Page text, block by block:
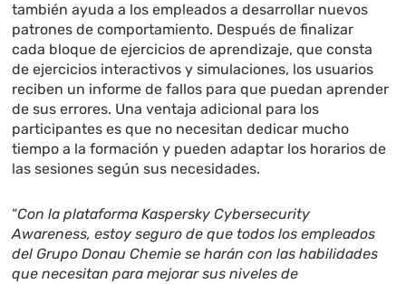
también ayuda a los empleados a desarrollar nuevos
patrones de comportamiento. Después de finalizar
cada bloque de ejercicios de aprendizaje, que consta
de ejercicios interactivos y simulaciones, los usuarios
reciben un informe de fallos para que puedan aprender
de sus errores. Una ventaja adicional para los
participantes es que no necesitan dedicar mucho
tiempo a la formación y pueden adaptar los horarios de
las sesiones según sus necesidades.
“Con la plataforma Kaspersky Cybersecurity
Awareness, estoy seguro de que todos los empleados
del Grupo Donau Chemie se harán con las habilidades
que necesitan para mejorar sus niveles de